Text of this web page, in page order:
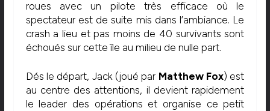
roues avec un pilote très efficace où le
spectateur est de suite mis dans l’ambiance. Le
crash a lieu et pas moins de 40 survivants sont
échoués sur cette île au milieu de nulle part.
Dés le départ, Jack (joué par Matthew Fox) est
au centre des attentions, il devient rapidement
le leader des opérations et organise ce petit